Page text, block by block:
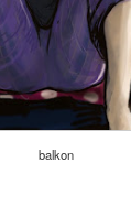
balkon